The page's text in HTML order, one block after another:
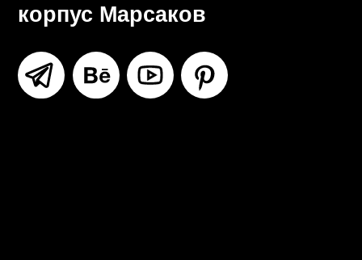
корпус Марсаков